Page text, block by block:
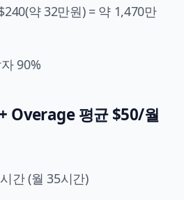
약 32만원) = 약 1,470만
90%
Overage 평균 $50/월
간 (월 35시간)